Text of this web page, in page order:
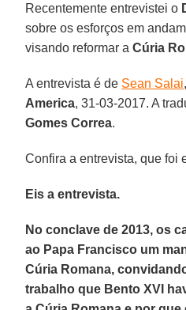
Recentemente entrevistei o
sobre os esforços em
visando reformar aCúria
A entrevista é de Sean Salai
America, 31-03-2017. A
Gomes Correa.
Confira a entrevista, que foi
Eis a entrevista.
No conclave de 2013, os
ao Papa Francisco um
Cúria Romana,
trabalho que Bento XVI